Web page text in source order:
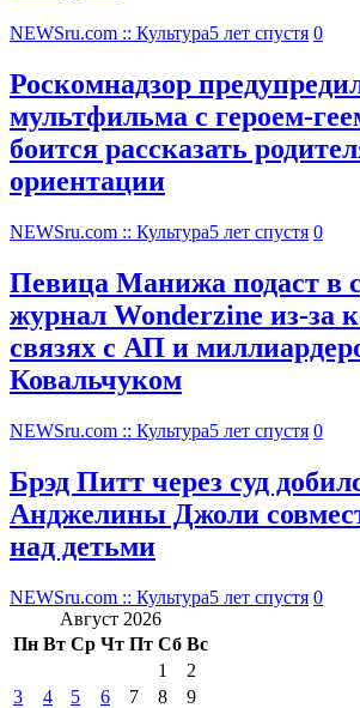
NEWSru.com :: Культура5 лет спустя 0
Роскомнадзор
мультфильма c героем-
боится рассказать
ориентации
NEWSru.com :: Культура5 лет спустя 0
Певица Манижа подаст в
журнал Wonderzine из-за
связях с АП и
Ковальчуком
NEWSru.com :: Культура5 лет спустя 0
Брэд Питт через суд
Анджелины Джоли
над детьми
NEWSru.com :: Культура5 лет спустя 0
Август 2026
Пн Вт Ср Чт Пт Сб Вс
1
2
3
4 5 6 7 8
9